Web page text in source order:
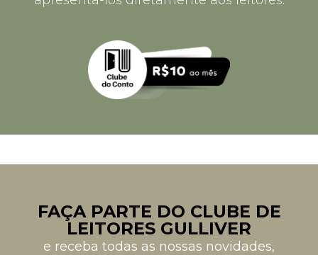
FAÇA PARTE DO CLUBE DE
LEITORES GULLIVER
e receba todas as nossas novidades,